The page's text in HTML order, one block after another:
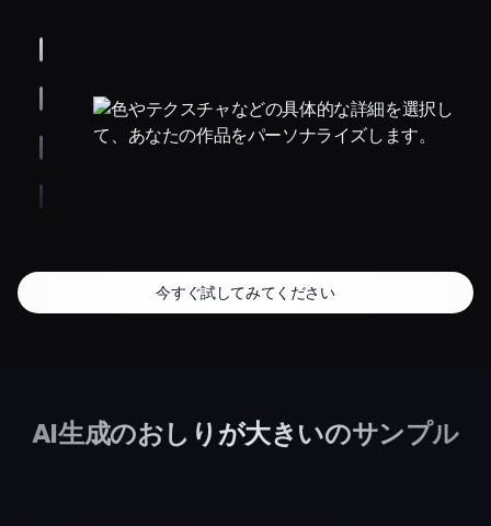
今すぐ試してみてください
AI生成のおしりが大きいのサンプル